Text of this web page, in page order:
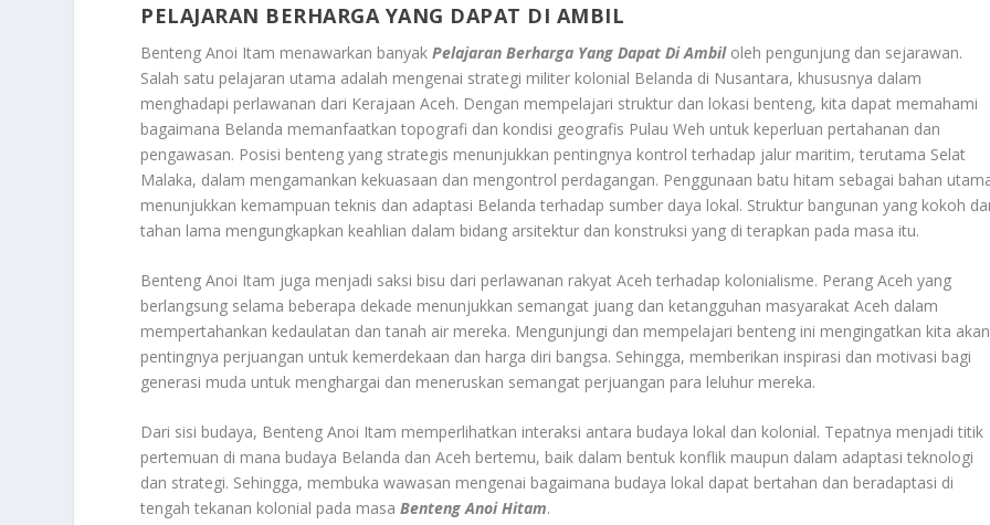
PELAJARAN BERHARGA YANG DAPAT DI AMBIL
Benteng Anoi Itam menawarkan banyakPelajaran Berharga Yang Dapat Di Ambiloleh pengunjung dan sejarawan.
Salah satu pelajaran utama adalah mengenai strategi militer kolonial Belanda di Nusantara, khususnya dalam
menghadapi perlawanan dari Kerajaan Aceh. Dengan mempelajari struktur dan lokasi benteng, kita dapat memahami
bagaimana Belanda memanfaatkan topografi dan kondisi geografis Pulau Weh untuk keperluan pertahanan dan
pengawasan. Posisi benteng yang strategis menunjukkan pentingnya kontrol terhadap jalur maritim, terutama Selat
Malaka, dalam mengamankan kekuasaan dan mengontrol perdagangan. Penggunaan batu hitam sebagai bahan
menunjukkan kemampuan teknis dan adaptasi Belanda terhadap sumber daya lokal. Struktur bangunan yang kokoh
tahan lama mengungkapkan keahlian dalam bidang arsitektur dan konstruksi yang di terapkan pada masa itu.
Benteng Anoi Itam juga menjadi saksi bisu dari perlawanan rakyat Aceh terhadap kolonialisme. Perang Aceh yang
berlangsung selama beberapa dekade menunjukkan semangat juang dan ketangguhan masyarakat Aceh dalam
mempertahankan kedaulatan dan tanah air mereka. Mengunjungi dan mempelajari benteng ini mengingatkan kita akan
pentingnya perjuangan untuk kemerdekaan dan harga diri bangsa. Sehingga, memberikan inspirasi dan motivasi bagi
generasi muda untuk menghargai dan meneruskan semangat perjuangan para leluhur mereka.
Dari sisi budaya, Benteng Anoi Itam memperlihatkan interaksi antara budaya lokal dan kolonial. Tepatnya menjadi titik
pertemuan di mana budaya Belanda dan Aceh bertemu, baik dalam bentuk konflik maupun dalam adaptasi teknologi
dan strategi. Sehingga, membuka wawasan mengenai bagaimana budaya lokal dapat bertahan dan beradaptasi di
tengah tekanan kolonial pada masaBenteng Anoi Hitam.